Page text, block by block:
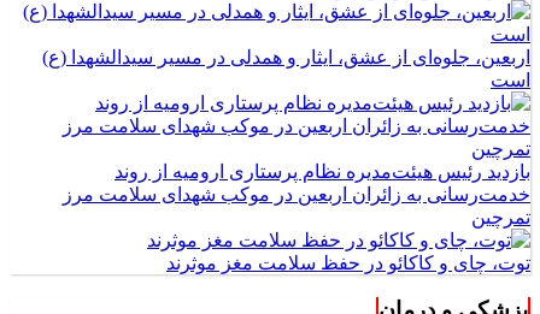
اربعین، جلوه‌ای از عشق، ایثار و همدلی در مسیر سیدالشهدا (ع)
است
بازدید رئیس هیئت‌مدیره نظام پرستاری ارومیه از روند
خدمت‌رسانی به زائران اربعین در موکب شهدای سلامت مرز
تمرچین
توت، چای و کاکائو در حفظ سلامت مغز موثرند